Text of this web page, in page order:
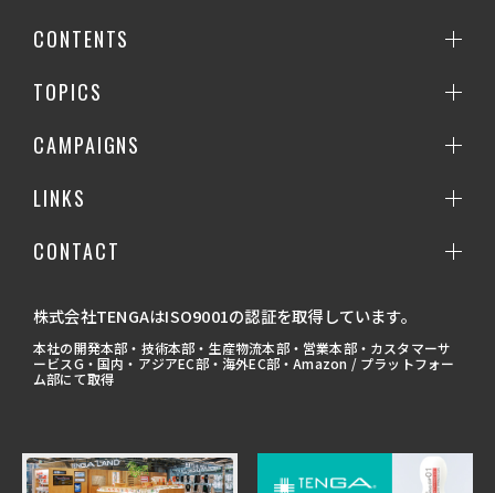
CONTENTS
TOPICS
CAMPAIGNS
LINKS
CONTACT
株式会社TENGAはISO9001の認証を取得しています。
本社の開発本部・技術本部・生産物流本部・営業本部・カスタマーサ
ービスG・国内・アジアEC部・海外EC部・Amazon / プラットフォー
ム部にて取得